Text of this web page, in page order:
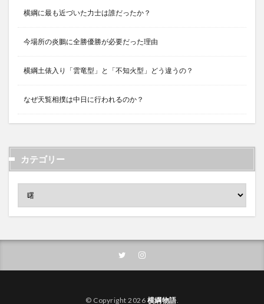
横綱に最も近づいた力士は誰だったか？
今場所の炎鵬に全勝優勝が必要だった理由
横綱土俵入り「雲竜型」と「不知火型」どう違うの？
なぜ天覧相撲は中日に行われるのか？
カテゴリー
© Copyright 2026 横綱物語.